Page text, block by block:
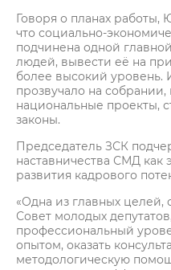
Говоря о планах работы,
что социально-
подчинена одной
людей, вывести её на
более высокий уровень.
прозвучало на
национальные проекты,
законы.
Председатель ЗСК
наставничества СМД как
развития кадрового
«Одна из главных целей,
Совет молодых
профессиональный
опытом, оказать
методологическую